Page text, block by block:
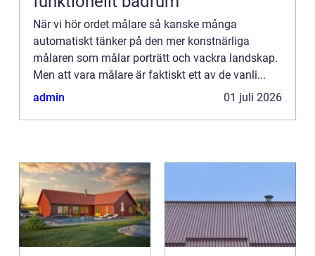
När vi hör ordet målare så kanske många
automatiskt tänker på den mer konstnärliga
målaren som målar porträtt och vackra landskap.
Men att vara målare är faktiskt ett av de vanli...
admin
01 juli 2026